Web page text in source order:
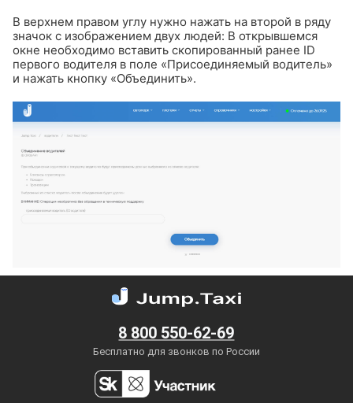
В верхнем правом углу нужно нажать на второй в ряду
значок с изображением двух людей: В открывшемся
окне необходимо вставить скопированный ранее ID
первого водителя в поле «Присоединяемый водитель»
и нажать кнопку «Объединить».
8 800 550-62-69
Бесплатно для звонков по России